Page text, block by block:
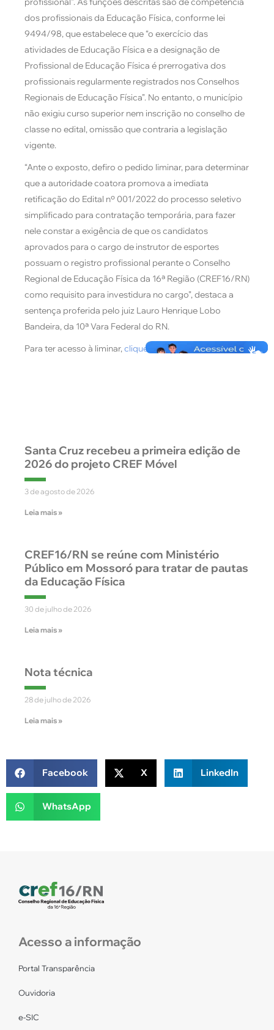
dos profissionais da Educação Física, conforme lei
9494/98, que estabelece que “o exercício das
atividades de Educação Física e a designação de
Profissional de Educação Física é prerrogativa dos
profissionais regularmente registrados nos Conselhos
Regionais de Educação Física”. No entanto, o município
não exigiu curso superior nem inscrição no conselho de
classe no edital, omissão que contraria a legislação
vigente.
“Ante o exposto, defiro o pedido liminar, para determinar
que a autoridade coatora promova a imediata
retificação do Edital nº 001/2022 do processo seletivo
simplificado para contratação temporária, para fazer
nele constar a exigência de que os candidatos
aprovados para o cargo de instrutor de esportes
possuam o registro profissional perante o Conselho
Regional de Educação Física da 16ª Região (CREF16/RN)
como requisito para investidura no cargo”, destaca a
sentença proferida pelo juiz Lauro Henrique Lobo
Bandeira, da 10ª Vara Federal do RN.
Para ter acesso à liminar,clique aqui!
Santa Cruz recebeu a primeira edição de
2026 do projeto CREF Móvel
3 de agosto de 2026
Leia mais »
CREF16/RN se reúne com Ministério
Público em Mossoró para tratar de pautas
da Educação Física
30 de julho de 2026
Leia mais »
Nota técnica
28 de julho de 2026
Leia mais »
Facebook X LinkedIn
WhatsApp
Acesso a informação
Portal Transparência
Ouvidoria
e-SIC